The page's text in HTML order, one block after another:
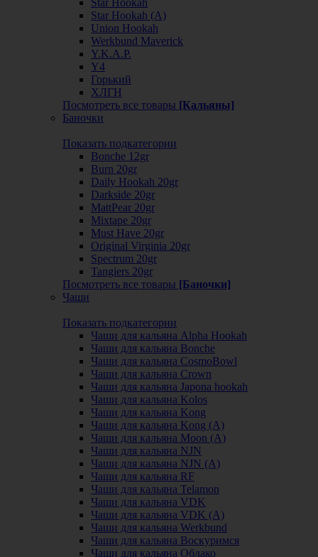
Star Hookah
Star Hookah (А)
Union Hookah
Werkbund Maverick
Y.K.A.P.
Y4
Горький
ХЛГН
Посмотреть все товары [Кальяны]
Баночки
Показать подкатегории
Bonche 12gr
Burn 20gr
Daily Hookah 20gr
Darkside 20gr
MattPear 20gr
Mixtape 20gr
Must Have 20gr
Original Virginia 20gr
Spectrum 20gr
Tangiers 20gr
Посмотреть все товары [Баночки]
Чаши
Показать подкатегории
Чаши для кальяна Alpha Hookah
Чаши для кальяна Bonche
Чаши для кальяна CosmoBowl
Чаши для кальяна Crown
Чаши для кальяна Japona hookah
Чаши для кальяна Kolos
Чаши для кальяна Kong
Чаши для кальяна Kong (A)
Чаши для кальяна Moon (А)
Чаши для кальяна NJN
Чаши для кальяна NJN (А)
Чаши для кальяна RF
Чаши для кальяна Telamon
Чаши для кальяна VDK
Чаши для кальяна VDK (А)
Чаши для кальяна Werkbund
Чаши для кальяна Воскуримся
Чаши для кальяна Облако